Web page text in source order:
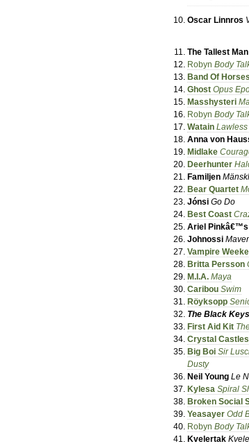
Oscar Linnros
The Tallest
Robyn Body
Band Of Horses
Ghost Opus
Masshysteri
Robyn Body
Watain
Anna von
Midlake
Deerhunter
Familjen
Bear Quartet
Jónsi Go Do
Best Coast
Ariel Pinkâ€™s
Johnossi
Vampire
Britta Persson
M.I.A. Maya
Caribou Swim
Röyksopp
The Black Keys
First Aid Kit
Crystal Castles
Big Boi Sir
Dusty
Neil Young Le
Kylesa Spiral
Broken Social
Yeasayer Odd
Robyn Body
Kvelertak